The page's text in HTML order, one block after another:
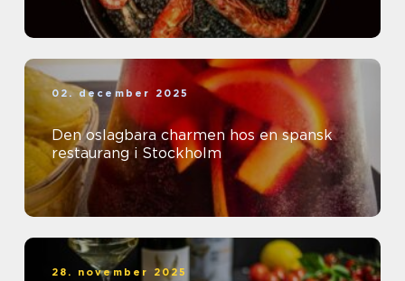
02. december 2025
Den oslagbara charmen hos en spansk
restaurang i Stockholm
28. november 2025